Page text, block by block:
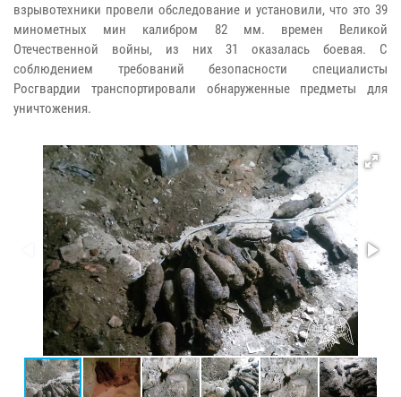
взрывотехники провели обследование и установили, что это 39
минометных мин калибром 82 мм. времен Великой
Отечественной войны, из них 31 оказалась боевая. С
соблюдением требований безопасности специалисты
Росгвардии транспортировали обнаруженные предметы для
уничтожения.